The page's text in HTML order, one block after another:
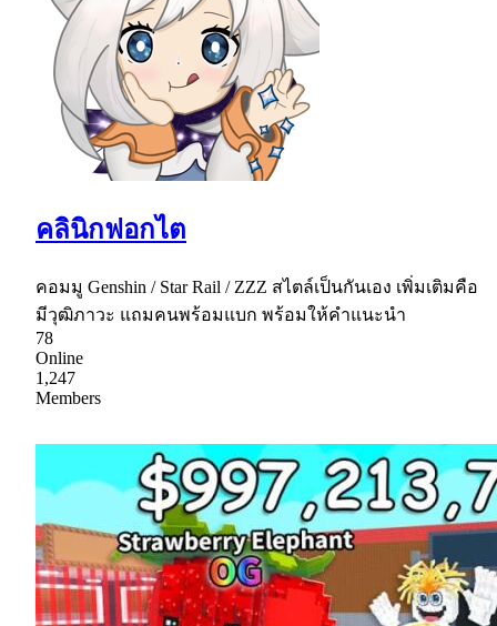
คลินิกฟอกไต
คอมมู Genshin / Star Rail / ZZZ สไตล์เป็นกันเอง เพิ่มเติมคือ
มีวุฒิภาวะ แถมคนพร้อมแบก พร้อมให้คำแนะนำ
78
Online
1,247
Members